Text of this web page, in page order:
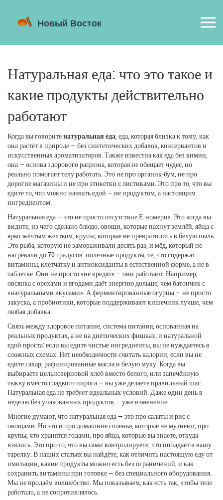
Натуральная еда: что это такое и
какие продукты действительно
работают
Когда вы говоритенатуральная еда еда, которая близка к тому, как
она растёт в природе — без синтетических добавок, консервантов и
искусственных ароматизаторов . Также известна какеда без химии
она — основа здорового рациона, которая не обещает чудес, но
реально помогает телу работать. Это не про органик-бум, не про
дорогие магазины и не про этикетки с листиками. Это про то, что вы
едите то, что можно назвать едой — не продуктом, а настоящим
ингредиентом.
Натуральная еда — это не просто отсутствие Е-номеров. Это когда вы
видите, из чего сделано блюдо: овощи, которые пахнут землёй, яйца с
ярко-жёлтым желтком, крупы, которые не превратились в белую пыль.
Это рыба, которую не замораживали десять раз, и мёд, который не
нагревали до 70 градусов. полезные продукты те, что содержат
витамины, клетчатку и антиоксиданты в естественной форме, а не в
таблетке Они не просто «не вредят» — они работают. Например,
овсянка с орехами и ягодами даёт энергию дольше, чем батончик с
«натуральными вкусами». А ферментированные огурцы — не просто
закуска, а пробиотики, которые поддерживают кишечник лучше, чем
любая добавка.
Связь междуздоровое питание система питания, основанная на
реальных продуктах, а не на диетических фишках и натуральной
едой проста: если вы едите чистые ингредиенты, вы не нуждаетесь в
сложных схемах. Нет необходимости считать калории, если вы не
едите сахар, рафинированные масла и белую муку. Когда вы
выбираете цельнозерновой хлеб вместо белого, или запечённую
тыкву вместо сладкого пирога — вы уже делаете правильный шаг.
Натуральная еда не требует идеальных условий. Даже один день в
неделю без упакованных продуктов — уже изменение.
Многие думают, что натуральная еда — это про салаты и рис с
овощами. Но это и про домашние соленья, которые не мутнеют, про
крупы, что хранятся годами, про яйца, которые вы знаете, откуда
взялись. Это про то, что вы сами контролируете, что попадает в вашу
тарелку. В наших статьях вы найдёте, как отличить настоящую еду от
имитации, какие продукты можно есть без ограничений, и как
сохранить витамины при готовке — без специального оборудования.
Мы не продаём волшебство. Мы показываем, как есть так, чтобы тело
работало, а не сопротивлялось.